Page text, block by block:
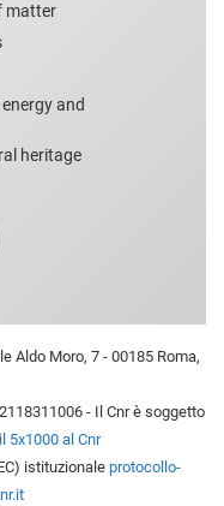
matter
and
heritage
Aldo Moro, 7 - 00185 Roma,
- Il Cnr è soggetto
5x1000 al Cnr
istituzionaleprotocollo-